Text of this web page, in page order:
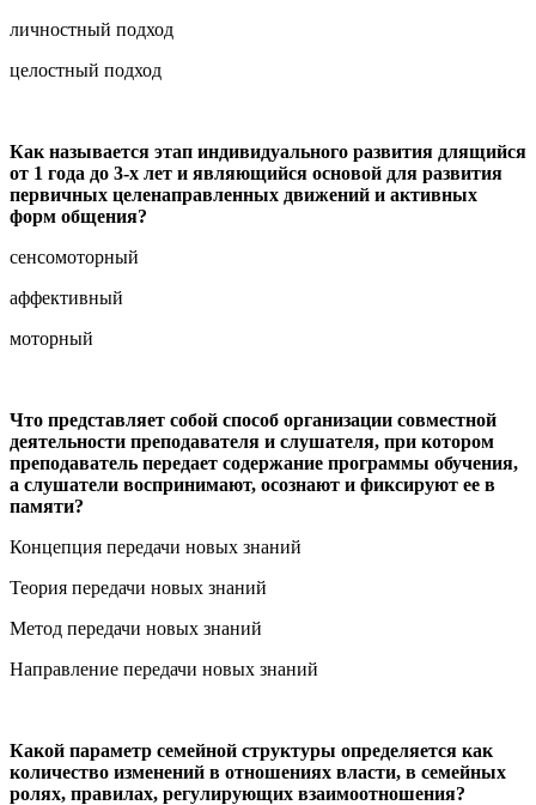
личностный подход
целостный подход
Как называется этап индивидуального развития длящийся
от 1 года до 3-х лет и являющийся основой для развития
первичных целенаправленных движений и активных
форм общения?
сенсомоторный
аффективный
моторный
Что представляет собой способ организации совместной
деятельности преподавателя и слушателя, при котором
преподаватель передает содержание программы обучения,
а слушатели воспринимают, осознают и фиксируют ее в
памяти?
Концепция передачи новых знаний
Теория передачи новых знаний
Метод передачи новых знаний
Направление передачи новых знаний
Какой параметр семейной структуры определяется как
количество изменений в отношениях власти, в семейных
ролях, правилах, регулирующих взаимоотношения?